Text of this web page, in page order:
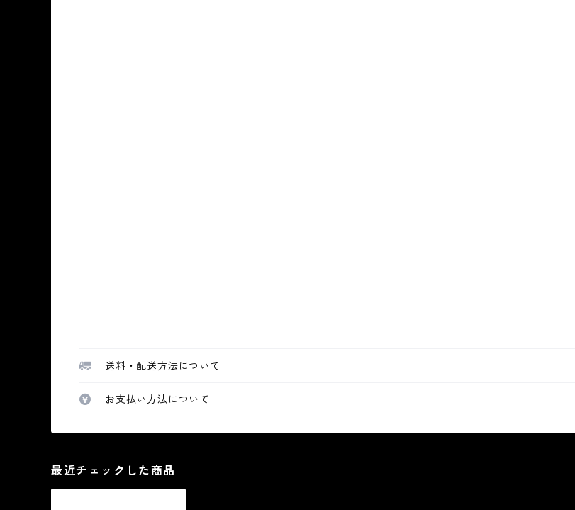
送料・配送方法について
お支払い方法について
最近チェックした商品